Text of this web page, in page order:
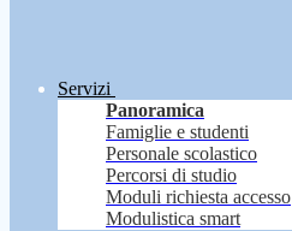
Servizi
Panoramica
Famiglie e studenti
Personale scolastico
Percorsi di studio
Moduli richiesta accesso
Modulistica smart